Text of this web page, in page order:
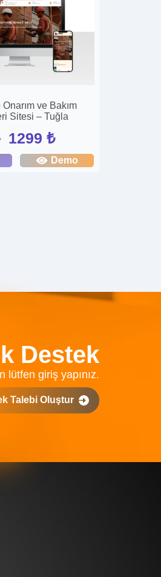
Onarım ve Bakım
Sitesi – Tuğla
1299 ₺
Demo
Destek
lütfen giriş yapınız.
Talebi Oluştur